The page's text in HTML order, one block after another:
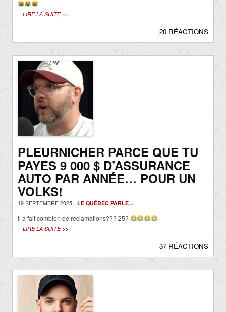
LIRE LA SUITE >>
20 RÉACTIONS
PLEURNICHER PARCE QUE TU
PAYES 9 000 $ D’ASSURANCE
AUTO PAR ANNÉE… POUR UN
VOLKS!
19 SEPTEMBRE 2025 - LE QUÉBEC PARLE...
Il a fait combien de réclamations??? 25?
LIRE LA SUITE >>
37 RÉACTIONS